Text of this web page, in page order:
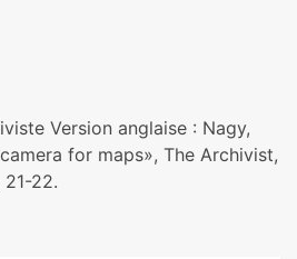
Version anglaise : Nagy,
for maps», The Archivist,
21-22.